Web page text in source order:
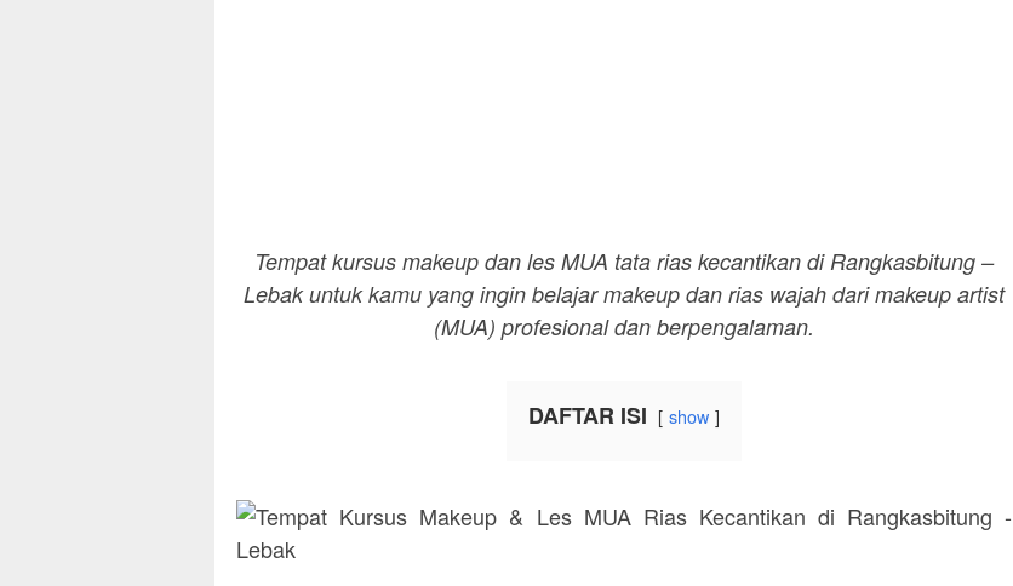
Tempat kursus makeup dan les MUA tata rias kecantikan di Rangkasbitung –
Lebak untuk kamu yang ingin belajar makeup dan rias wajah dari makeup artist
(MUA) profesional dan berpengalaman.
DAFTAR ISI show